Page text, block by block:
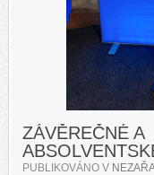
ZÁVĚREČNÉ A
PUBLIKOVÁNO V